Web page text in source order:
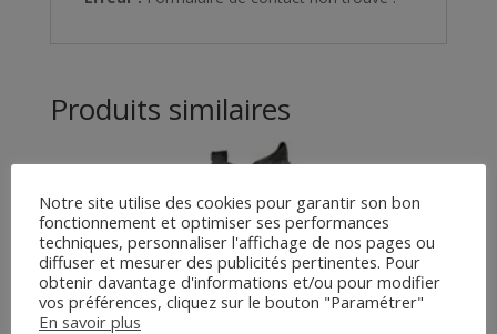
Produits similaires
Notre site utilise des cookies pour garantir son bon
fonctionnement et optimiser ses performances
techniques, personnaliser l'affichage de nos pages ou
diffuser et mesurer des publicités pertinentes. Pour
obtenir davantage d'informations et/ou pour modifier
vos préférences, cliquez sur le bouton "Paramétrer"
En savoir plus